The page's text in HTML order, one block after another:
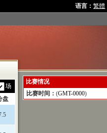
语言：繁體
场
盘
比赛情况
比赛时间： (GMT-0000)